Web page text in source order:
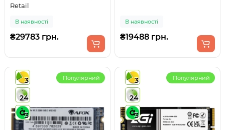
Retail
В наявності
₴29783 грн.
В наявності
₴19488 грн.
3
24
3
Популярний
3
24
3
Популярний